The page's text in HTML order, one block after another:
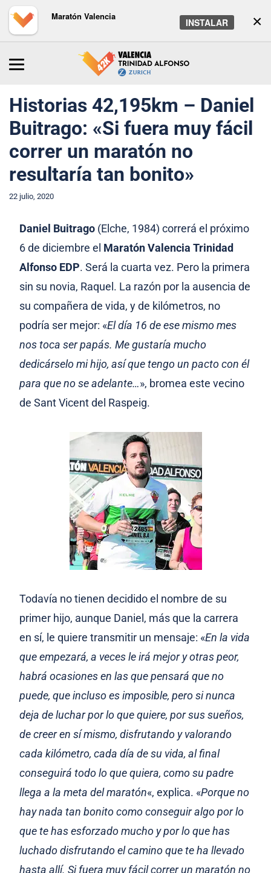
×
Maratón Valencia
INSTALAR
Noticias
Historias 42,195km – Daniel
Buitrago: «Si fuera muy fácil
correr un maratón no
resultaría tan bonito»
22 julio, 2020
Daniel Buitrago (Elche, 1984) correrá el próximo
6 de diciembre el Maratón Valencia Trinidad
Alfonso EDP. Será la cuarta vez. Pero la primera
sin su novia, Raquel. La razón por la ausencia de
su compañera de vida, y de kilómetros, no
podría ser mejor: «El día 16 de ese mismo mes
nos toca ser papás. Me gustaría mucho
dedicárselo mi hijo, así que tengo un pacto con él
para que no se adelante…», bromea este vecino
de Sant Vicent del Raspeig.
Todavía no tienen decidido el nombre de su
primer hijo, aunque Daniel, más que la carrera
en sí, le quiere transmitir un mensaje: «En la vida
que empezará, a veces le irá mejor y otras peor,
habrá ocasiones en las que pensará que no
puede, que incluso es imposible, pero si nunca
deja de luchar por lo que quiere, por sus sueños,
de creer en sí mismo, disfrutando y valorando
cada kilómetro, cada día de su vida, al final
conseguirá todo lo que quiera, como su padre
llega a la meta del maratón«, explica. «Porque no
hay nada tan bonito como conseguir algo por lo
que te has esforzado mucho y por lo que has
luchado disfrutando el camino que te ha llevado
hasta allí. Si fuera muy fácil correr un maratón no